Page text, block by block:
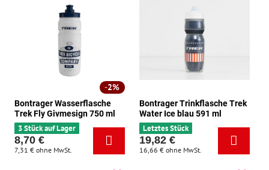
2%
Bontrager Wasserflasche
Trek Fly Givmesign 750 ml
3 Stück auf Lager
8,70 €
7,31 € ohne MwSt.
Bontrager Trinkflasche Trek
Water Ice blau 591 ml
Letztes Stück
19,82 €
16,66 € ohne MwSt.